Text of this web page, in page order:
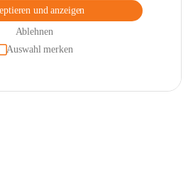
und anzeigen
Ablehnen
Auswahl merken